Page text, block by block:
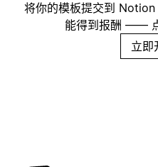
将你的模板提交到
能得到报酬 ——
立即